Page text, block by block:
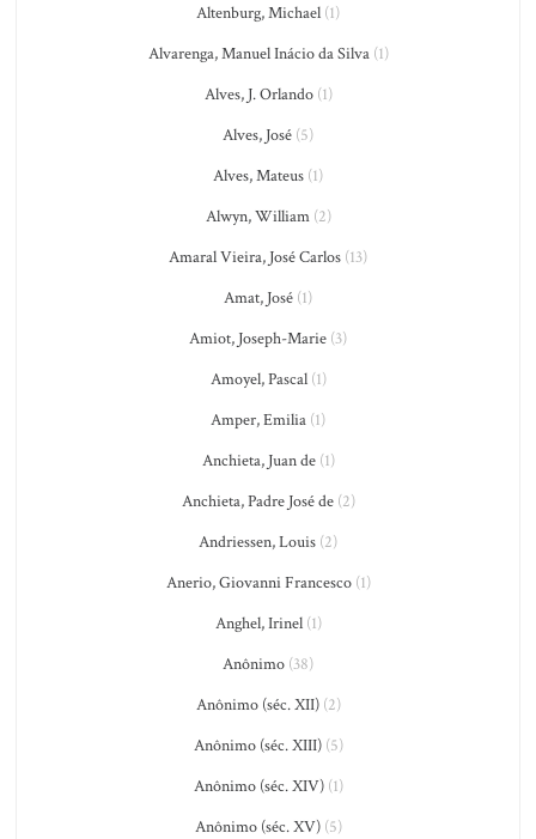
Altenburg, Michael (1)
Alvarenga, Manuel Inácio da Silva(1)
Alves, J. Orlando(1)
Alves, José (5)
Alves, Mateus (1)
Alwyn, William(2)
Amaral Vieira, José Carlos (13)
Amat, José (1)
Amiot, Joseph-Marie (3)
Amoyel, Pascal(1)
Amper, Emilia (1)
Anchieta, Juan de(1)
Anchieta, Padre José de(2)
Andriessen, Louis (2)
Anerio, Giovanni Francesco(1)
Anghel, Irinel(1)
Anônimo (38)
Anônimo (séc. XII)(2)
Anônimo (séc. XIII)(5)
Anônimo (séc. XIV)(1)
Anônimo (séc. XV)(5)